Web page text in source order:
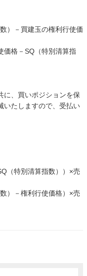
）－買建玉の権利行使価
価格－SQ（特別清算指
に、買いポジションを保
いたしますので、受払い
（特別清算指数））×売
）－権利行使価格）×売